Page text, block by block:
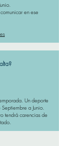
en ese
Un deporte
a Junio.
tendrá carencias de